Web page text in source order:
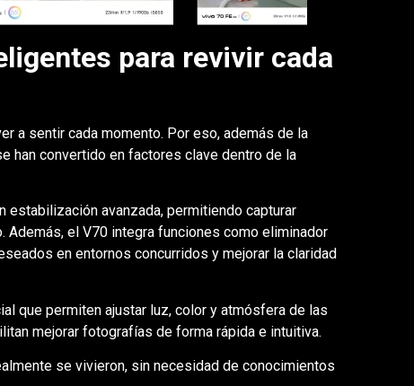
para revivir cada
a sentir cada momento. Por eso, además de la
han convertido en factores clave dentro de la
estabilización avanzada, permitiendo capturar
el V70 integra funciones como eliminador
en entornos concurridos y mejorar la claridad
que permiten ajustar luz, color y atmósfera de las
mejorar fotografías de forma rápida e intuitiva.
se vivieron, sin necesidad de conocimientos